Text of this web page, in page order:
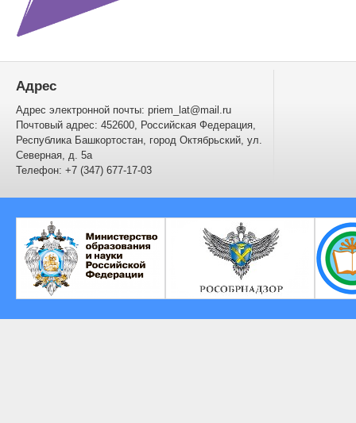
Адрес
Адрес электронной почты: priem_lat@mail.ru
Почтовый адрес: 452600, Российская Федерация,
Республика Башкортостан, город Октябрьский, ул.
Северная, д. 5а
Телефон: +7 (347) 677-17-03